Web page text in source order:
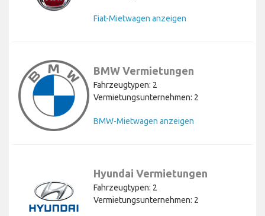
Fiat-Mietwagen anzeigen
BMW Vermietungen
Fahrzeugtypen: 2
Vermietungsunternehmen: 2
BMW-Mietwagen anzeigen
Hyundai Vermietungen
Fahrzeugtypen: 2
Vermietungsunternehmen: 2